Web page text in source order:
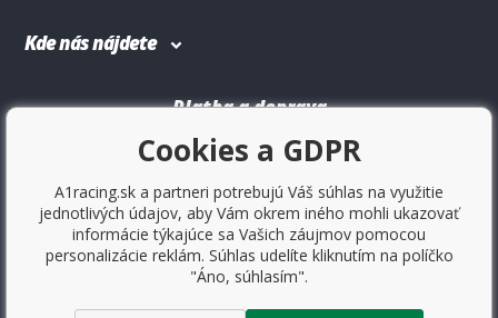
Kde nás nájdete
Platba a doprava
Cookies a GDPR
A1racing.sk a partneri potrebujú Váš súhlas na využitie
jednotlivých údajov, aby Vám okrem iného mohli ukazovať
informácie týkajúce sa Vašich záujmov pomocou
personalizácie reklám. Súhlas udelíte kliknutím na políčko
"Áno, súhlasím".